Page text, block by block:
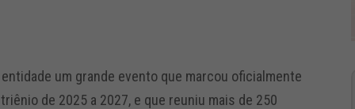
um grande evento que marcou oficialmente
de 2025 a 2027, e que reuniu mais de 250